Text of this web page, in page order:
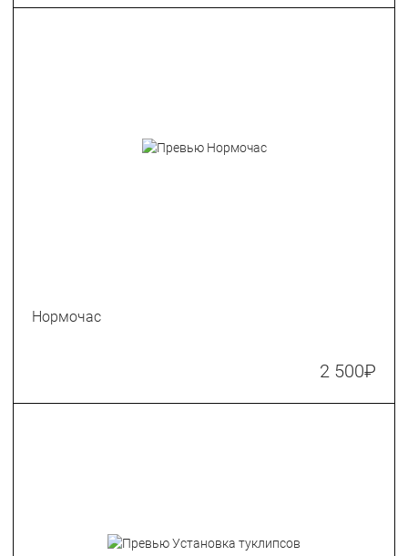
Нормочас
2 500₽